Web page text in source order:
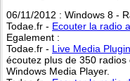
06/11/2012 : Windows 8 -
Todae.fr - Ecouter la radio
Egalement :
Todae.fr - Live Media
écoutez plus de 350
Windows Media Player.